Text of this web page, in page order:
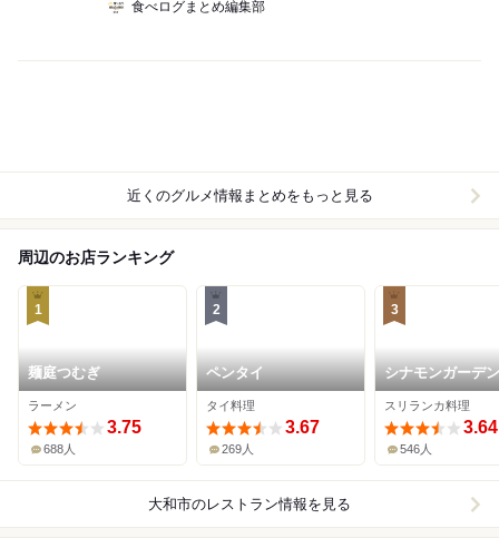
食べログまとめ編集部
近くのグルメ情報まとめをもっと見る
周辺のお店ランキング
1
麺庭つむぎ
ラーメン
3.75
688人
2
ペンタイ
タイ料理
3.67
269人
3
シナモンガーデン
スリランカ料理
3.64
546人
大和市のレストラン情報を見る